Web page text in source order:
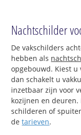
Nachtschilder
De vakschilders
hebben als
opgebouwd. Kiest
dan schakelt u
inzetbaar zijn voor
kozijnen en deuren.
schilderen of
detarieven.